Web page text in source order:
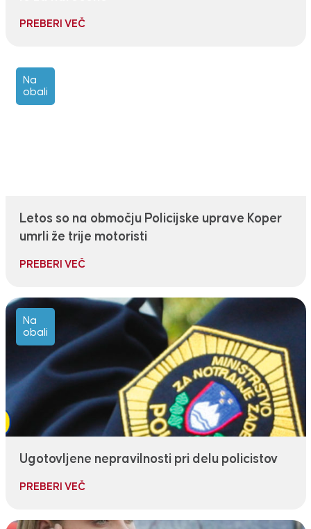
PREBERI VEČ
Na
obali
Letos so na območju Policijske uprave Koper
umrli že trije motoristi
PREBERI VEČ
Na
obali
Ugotovljene nepravilnosti pri delu policistov
PREBERI VEČ